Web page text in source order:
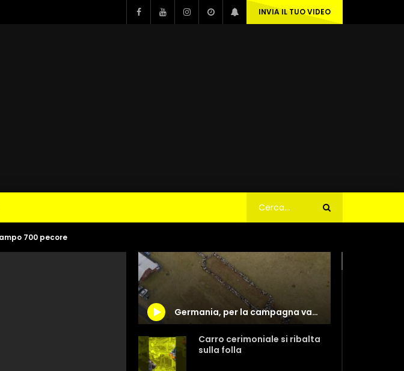
INVIA IL TUO VIDEO
700 pecore
Germania, per la campagna vaccinale anti Covid scendono in campo 700 pecore
Carro cerimoniale si ribalta
sulla folla